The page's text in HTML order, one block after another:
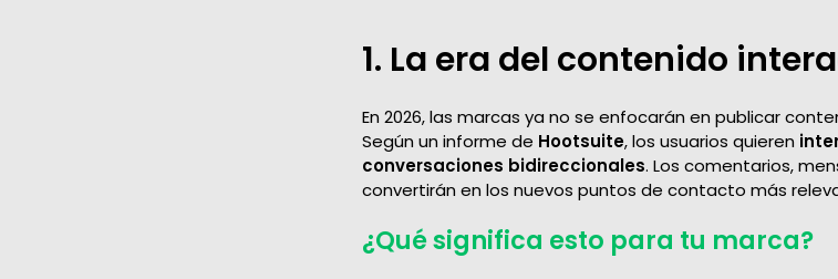
1. La era del contenido
En 2026, las marcas ya no se enfocarán en publicar
Según un informe de Hootsuite, los usuarios quieren
conversaciones bidireccionales. Los comentarios,
convertirán en los nuevos puntos de contacto más
¿Qué significa esto para tu marca?